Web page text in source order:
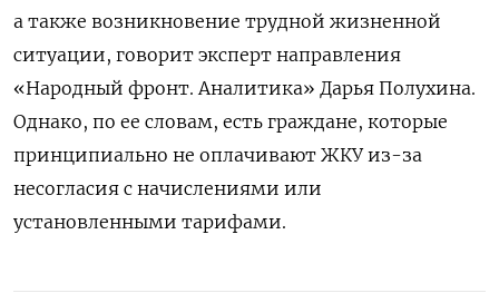
а также возникновение трудной жизненной
ситуации, говорит эксперт направления
«Народный фронт. Аналитика» Дарья Полухина.
Однако, по ее словам, есть граждане, которые
принципиально не оплачивают ЖКУ из-за
несогласия с начислениями или
установленными тарифами.